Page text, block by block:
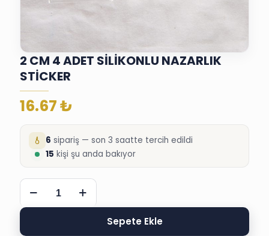
2 CM 4 ADET SİLİKONLU NAZARLIK
STİCKER
16.67₺
6 sipariş — son 3 saatte tercih edildi
15 kişi şu anda bakıyor
2
CM
4
SİLİKONLU
Sepete Ekle